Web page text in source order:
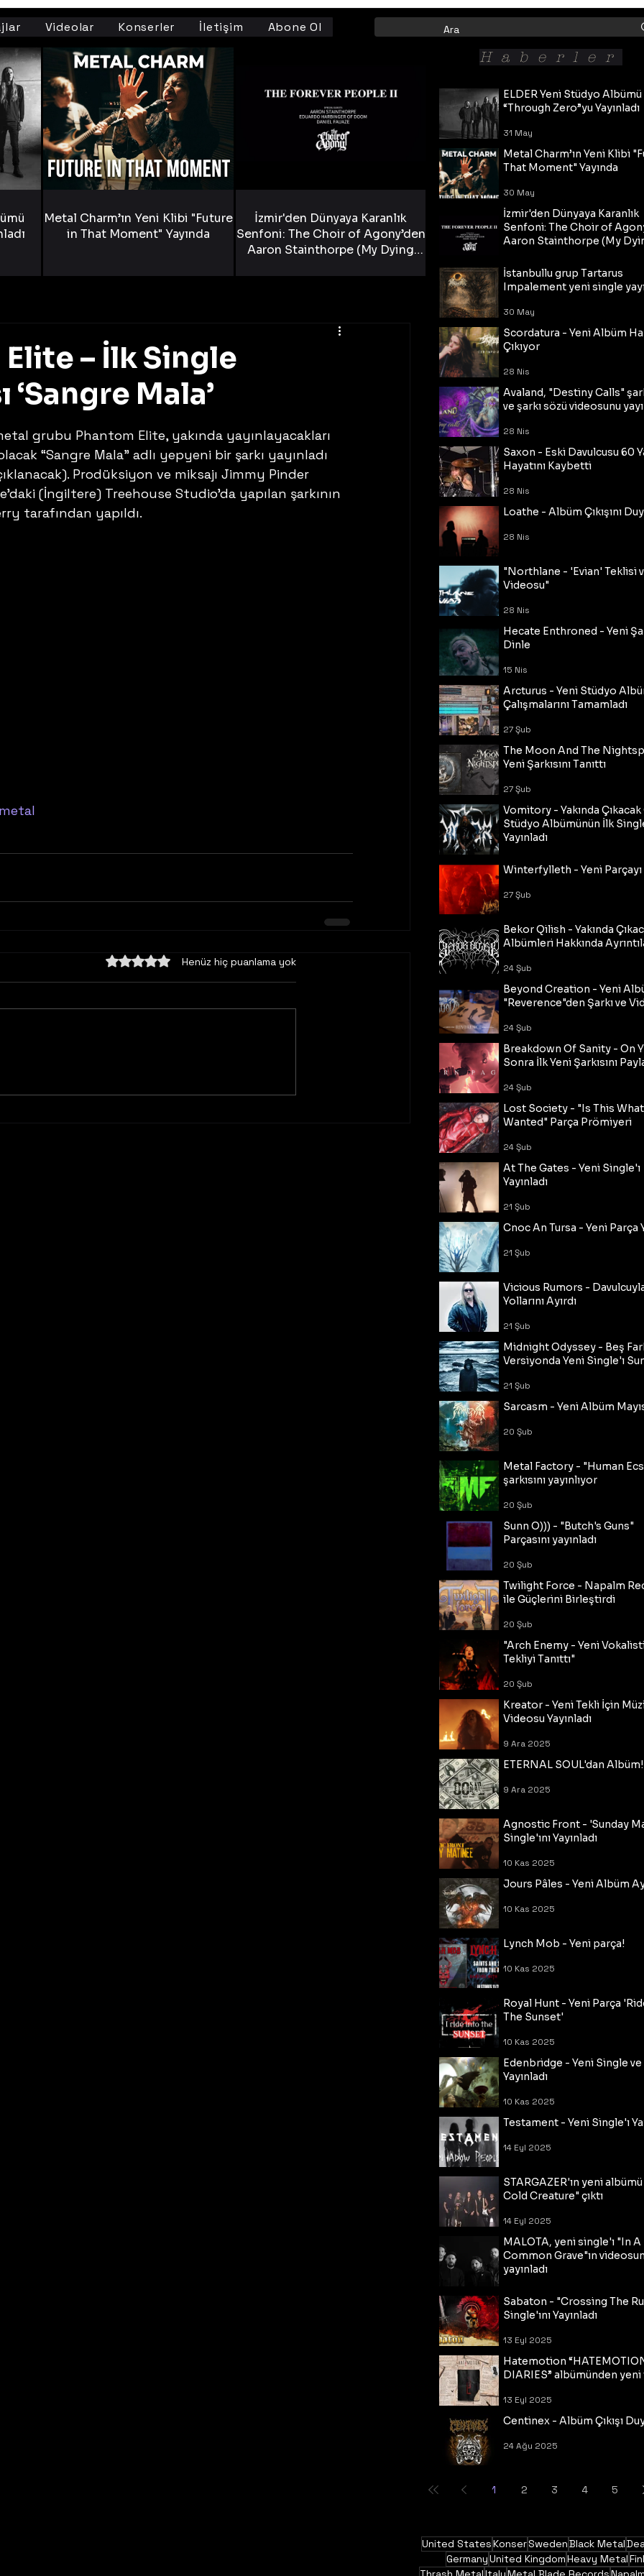
Videolar Konserler İletişim Abone Ol
– İlk Single
‘Sangre Mala’
grubu Phantom Elite, yakında yayınlayacakları
“Sangre Mala” adlı yepyeni bir şarkı yayınladı
Prodüksiyon ve miksajı Jimmy Pinder
(İngiltere) Treehouse Studio’da yapılan şarkının
tarafından yapıldı.
5 üzerinden 0 yıldızHenüz hiç puanlama yok
Metal Charm’ın Yeni Klibi "Future
in That Moment" Yayında
İzmir'den Dünyaya Karanlık
Senfoni: The Choir of Agony’den
Aaron Stainthorpe (My Dying
ELDER Yeni Stüdyo Albümü
“Through Zero”yu Yayınladı
31 May
Metal Charm’ın Yeni Klibi
That Moment" Yayında
30 May
İzmir'den Dünyaya Karanlık
Senfoni: The Choir of
Aaron Stainthorpe (My
Tekli!
30 May
İstanbullu grup Tartarus
Impalement yeni single
30 May
Scordatura - Yeni Albüm
Çıkıyor
28 Nis
Avaland, "Destiny Calls"
ve şarkı sözü videosunu
28 Nis
Saxon - Eski Davulcusu 60
Hayatını Kaybetti
28 Nis
Loathe - Albüm Çıkışını
28 Nis
"Northlane - 'Evian' Teklisi
Videosu"
28 Nis
Hecate Enthroned - Yeni
Dinle
15 Nis
Arcturus - Yeni Stüdyo
Çalışmalarını Tamamladı
27 Şub
The Moon And The
Yeni Şarkısını Tanıttı
27 Şub
Vomitory - Yakında
Stüdyo Albümünün İlk
Yayınladı
Winterfylleth - Yeni Parçayı
27 Şub
Bekor Qilish - Yakında
Albümleri Hakkında
24 Şub
Beyond Creation - Yeni
"Reverence"den Şarkı ve
24 Şub
Breakdown Of Sanity - On
Sonra İlk Yeni Şarkısını
24 Şub
Lost Society - "Is This
Wanted" Parça Prömiyeri
24 Şub
At The Gates - Yeni Single'ı
Yayınladı
21 Şub
Cnoc An Tursa - Yeni Parça
21 Şub
Vicious Rumors -
Yollarını Ayırdı
21 Şub
Midnight Odyssey - Beş
Versiyonda Yeni Single'ı
21 Şub
Sarcasm - Yeni Albüm
20 Şub
Metal Factory - "Human
şarkısını yayınlıyor
20 Şub
Sunn O))) - "Butch's Guns"
Parçasını yayınladı
20 Şub
Twilight Force - Napalm
ile Güçlerini Birleştirdi
20 Şub
"Arch Enemy - Yeni
Tekliyi Tanıttı"
20 Şub
Kreator - Yeni Tekli İçin
Videosu Yayınladı
9 Ara 2025
ETERNAL SOUL'dan Albüm!
9 Ara 2025
Agnostic Front - 'Sunday
Single'ını Yayınladı
10 Kas 2025
Jours Pâles - Yeni Albüm
10 Kas 2025
Lynch Mob - Yeni parça!
10 Kas 2025
Royal Hunt - Yeni Parça
The Sunset'
10 Kas 2025
Edenbridge - Yeni Single
Yayınladı
10 Kas 2025
Testament - Yeni Single'ı
14 Eyl 2025
STARGAZER'ın yeni
Cold Creature" çıktı
14 Eyl 2025
MALOTA, yeni single'ı "In A
Common Grave"ın
yayınladı
Sabaton - "Crossing The
Single'ını Yayınladı
13 Eyl 2025
Hatemotion
DIARIES” albümünden
13 Eyl 2025
Centinex - Albüm Çıkışı
24 Ağu 2025
1 2 3 4 5
United StatesKonserSwedenBlack Metal
GermanyUnited KingdomHeavy Metal
Haberler